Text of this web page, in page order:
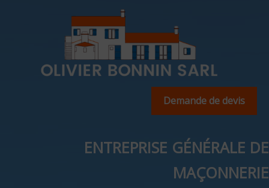
Demande de devis
ENTREPRISE GÉNÉRALE DE
MAÇONNERIE